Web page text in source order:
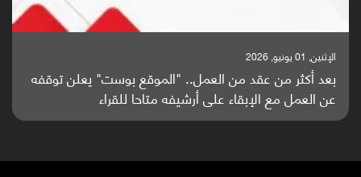
الإثنين, 01 يونيو, 2026
بعد أكثر من عقد من العمل.. "الموقع بوست" يعلن توقفه
عن العمل مع الإبقاء على أرشيفه متاحا للقراء